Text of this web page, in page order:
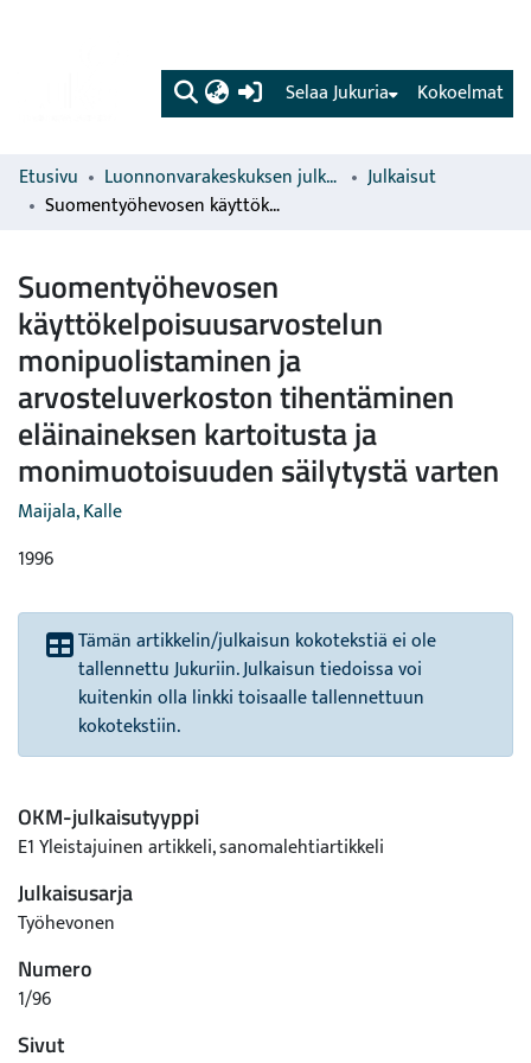
(current) Kokoelmat
Selaa Jukuria
Etusivu Luonnonvarakeskuksen julkaisut
Julkaisut
Suomentyöhevosen käyttökelpoisuusarvostelun monipuolistaminen ja arvosteluverkoston tihentäminen eläinaineksen kartoitusta ja monimuotoisuuden säilytystä varten
Suomentyöhevosen
käyttökelpoisuusarvostelun
monipuolistaminen ja
arvosteluverkoston tihentäminen
eläinaineksen kartoitusta ja
monimuotoisuuden säilytystä varten
Maijala, Kalle
1996
Tämän artikkelin/julkaisun kokotekstiä ei ole
tallennettu Jukuriin. Julkaisun tiedoissa voi
kuitenkin olla linkki toisaalle tallennettuun
kokotekstiin.
OKM-julkaisutyyppi
E1 Yleistajuinen artikkeli, sanomalehtiartikkeli
Julkaisusarja
Työhevonen
Numero
1/96
Sivut